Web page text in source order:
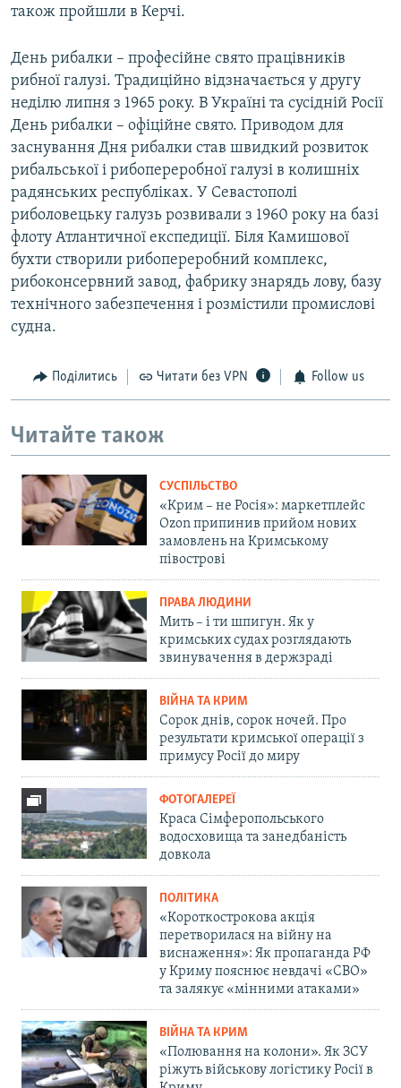
також пройшли в Керчі.
День рибалки – професійне свято працівників
рибної галузі. Традиційно відзначається у другу
неділю липня з 1965 року. В Україні та сусідній Росії
День рибалки – офіційне свято. Приводом для
заснування Дня рибалки став швидкий розвиток
рибальської і рибопереробної галузі в колишніх
радянських республіках. У Севастополі
риболовецьку галузь розвивали з 1960 року на базі
флоту Атлантичної експедиції. Біля Камишової
бухти створили рибопереробний комплекс,
рибоконсервний завод, фабрику знарядь лову, базу
технічного забезпечення і розмістили промислові
судна.
Поділитись Читати без VPN Follow us
Читайте також
СУСПІЛЬСТВО
«Крим – не Росія»: маркетплейс
Ozon припинив прийом нових
замовлень на Кримському
півострові
ПРАВА ЛЮДИНИ
Мить – і ти шпигун. Як у
кримських судах розглядають
звинувачення в держзраді
ВІЙНА ТА КРИМ
Сорок днів, сорок ночей. Про
результати кримської операції з
примусу Росії до миру
ФОТОГАЛЕРЕЇ
Краса Сімферопольського
водосховища та занедбаність
довкола
ПОЛІТИКА
«Короткострокова акція
перетворилася на війну на
виснаження»: Як пропаганда РФ
у Криму пояснює невдачі «СВО»
та залякує «мінними атаками»
ВІЙНА ТА КРИМ
«Полювання на колони». Як ЗСУ
ріжуть військову логістику Росії в